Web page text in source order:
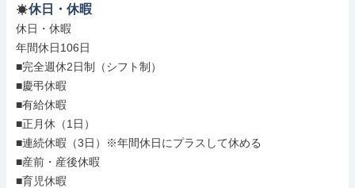
休日・休暇
休日・休暇
年間休日106日
■完全週休2日制（シフト制）
■慶弔休暇
■有給休暇
■正月休（1日）
■連続休暇（3日）※年間休日にプラスして休める
■産前・産後休暇
■育児休暇